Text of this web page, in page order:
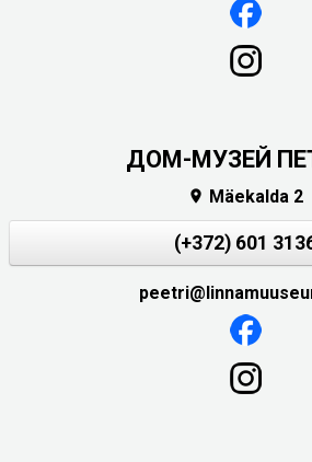
ДОМ-МУЗЕЙ
 Mäekalda 2
(+372) 601